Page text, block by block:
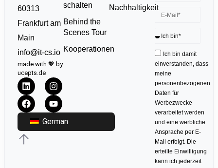
60313
Frankfurt am
Main
info@it-cs.io
made with 💖 by
ucepts.de
German
schalten
Behind the
Scenes Tour
Kooperationen
Nachhaltigkeit
Ich bin damit
einverstanden, dass
meine
personenbezogenen
Daten für
Werbezwecke
verarbeitet werden
und eine werbliche
Ansprache per E-
Mail erfolgt. Die
erteilte Einwilligung
kann ich jederzeit